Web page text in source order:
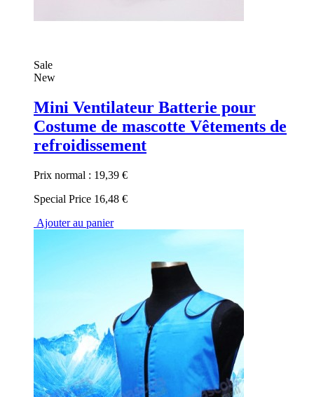
Sale
New
Mini Ventilateur Batterie pour
Costume de mascotte Vêtements de
refroidissement
Prix normal : 19,39 €
Special Price 16,48 €
Ajouter au panier